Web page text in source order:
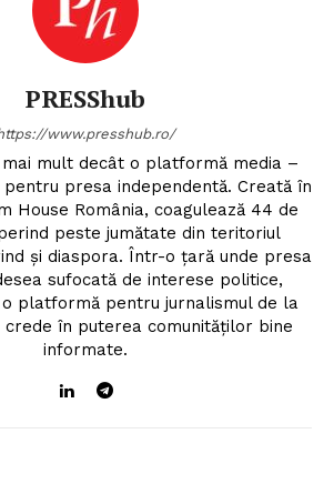
PRESShub
www.presshub.ro/
mai mult decât o platformă media –
presa independentă. Creată în
House România, coagulează 44 de
peste jumătate din teritoriul
și diaspora. Într-o țară unde presa
sufocată de interese politice,
o platformă pentru jurnalismul de la
în puterea comunităților bine
informate.